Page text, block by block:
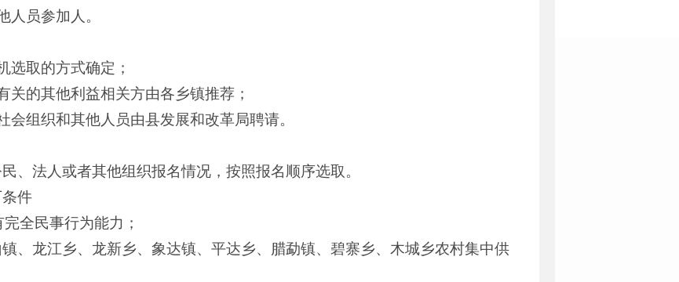
人员参加人。
选取的方式确定；
关的其他利益相关方由各乡镇推荐；
会组织和其他人员由县发展和改革局聘请。
、法人或者其他组织报名情况，按照报名顺序选取。
件
全民事行为能力；
镇、龙江乡、龙新乡、象达镇、平达乡、腊勐镇、碧寨乡、木城乡农村集中供